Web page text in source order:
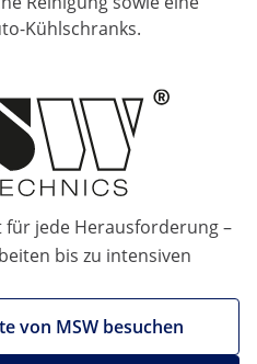
Kühlschranks.
jede Herausforderung –
bis zu intensiven
von MSW besuchen